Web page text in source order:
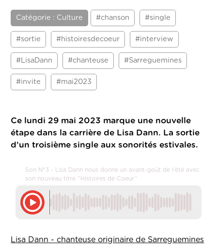
Catégorie : Culture #chanson #single
#sortie #histoiresdecoeur #interview
#LisaDann #chanteuse #Sarreguemines
#invite #mai2023
Ce lundi 29 mai 2023 marque une nouvelle
étape dans la carrière de Lisa Dann. La sortie
d’un troisième single aux sonorités estivales.
Son N°3 - Lisa Dann nous donne un avant-goût de l'été avec
son nouveau titre ''Histoires de Coeur''
Lisa Dann - chanteuse originaire de Sarreguemines